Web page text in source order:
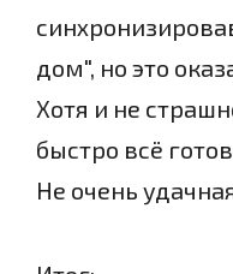
дом", но это
Хотя и не
быстро всё
Не очень